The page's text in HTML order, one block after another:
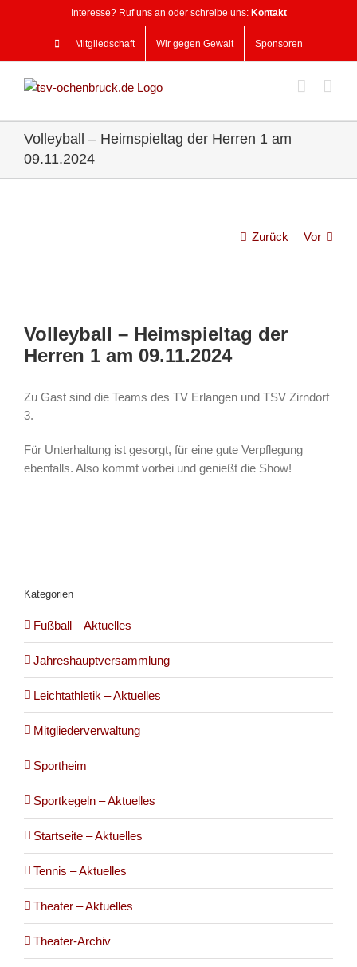
Inhalt
Interesse? Ruf uns an oder schreibe uns: Kontakt
Mitgliedschaft Wir gegen Gewalt Sponsoren
Volleyball – Heimspieltag der Herren 1 am
09.11.2024
Zurück Vor
grösseres
Bild
Volleyball – Heimspieltag der
Herren 1 am 09.11.2024
Zu Gast sind die Teams des TV Erlangen und TSV Zirndorf
3.
Für Unterhaltung ist gesorgt, für eine gute Verpflegung
ebenfalls. Also kommt vorbei und genießt die Show!
Kategorien
Fußball – Aktuelles
Jahreshauptversammlung
Leichtathletik – Aktuelles
Mitgliederverwaltung
Sportheim
Sportkegeln – Aktuelles
Startseite – Aktuelles
Tennis – Aktuelles
Theater – Aktuelles
Theater-Archiv